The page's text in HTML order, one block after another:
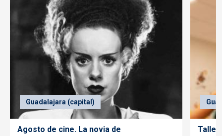
Guadalajara (capital)
Agosto de cine. La novia de
Taller